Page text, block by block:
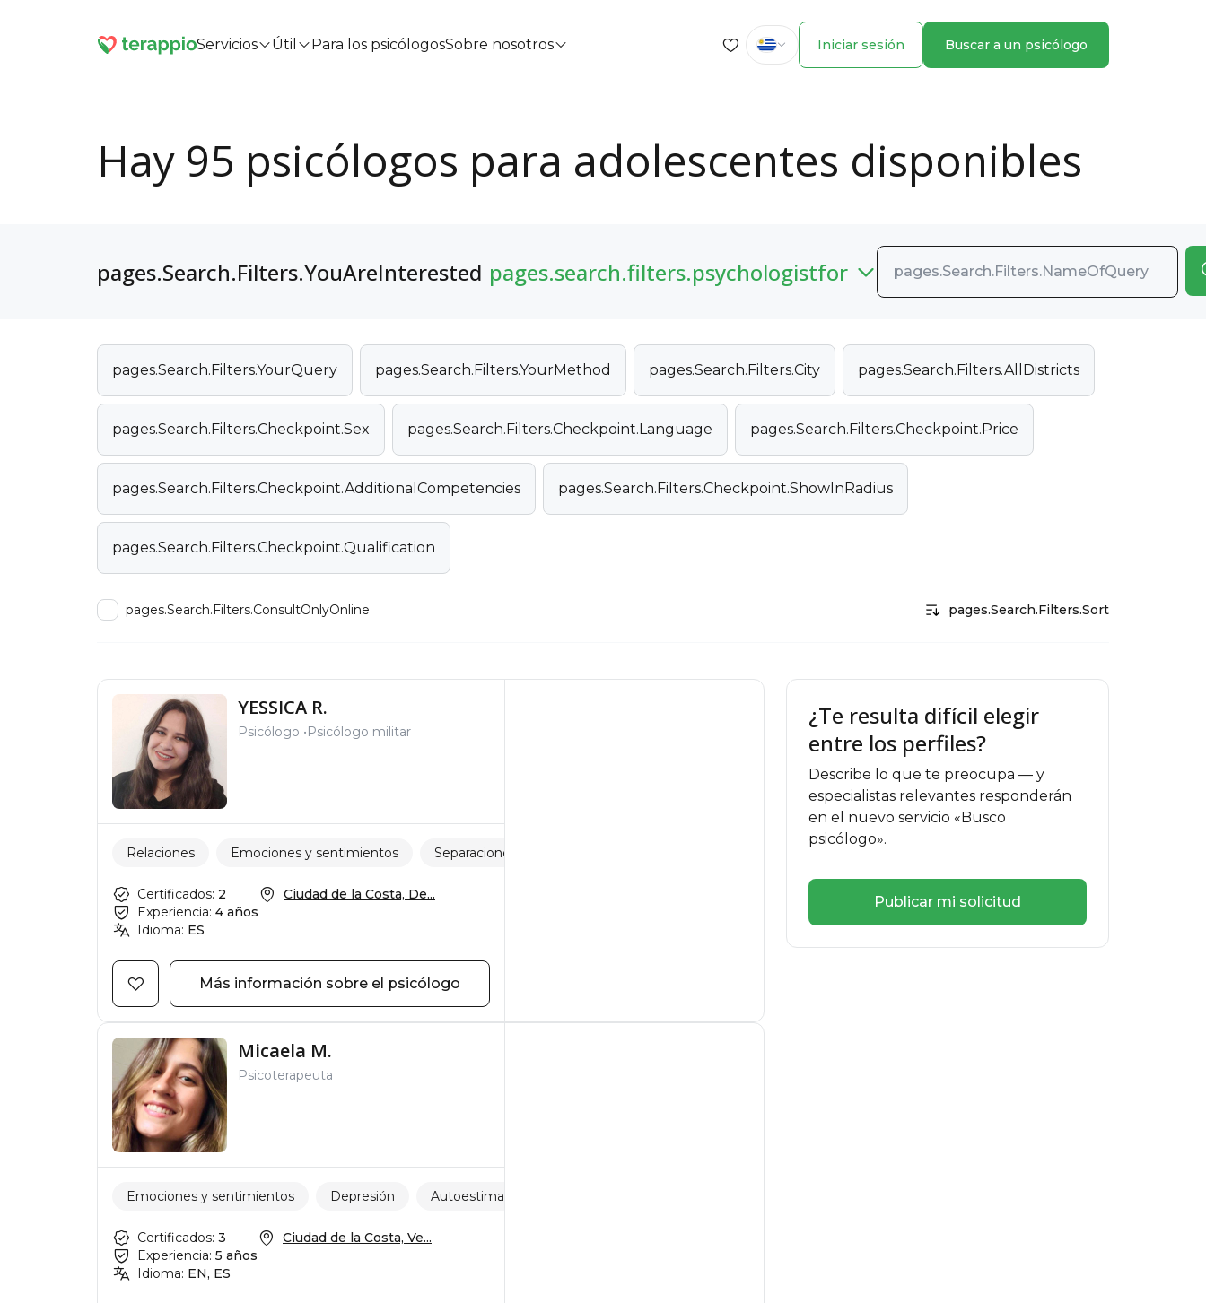
Servicios Útil Para los psicólogosSobre nosotros Iniciar sesión Buscar a un psicólogo
Hay 95 psicólogos para adolescentes disponibles
pages.Search.Filters.YouAreInterested pages.search.filters.psychologistfor
pages.Search.Filters.YourQuery pages.Search.Filters.YourMethod pages.Search.Filters.City pages.Search.Filters.AllDistricts
pages.Search.Filters.Checkpoint.Sex pages.Search.Filters.Checkpoint.Language pages.Search.Filters.Checkpoint.Price
pages.Search.Filters.Checkpoint.AdditionalCompetencies pages.Search.Filters.Checkpoint.ShowInRadius
pages.Search.Filters.Checkpoint.Qualification
pages.Search.Filters.ConsultOnlyOnline pages.Search.Filters.Sort
YESSICA R.
Psicólogo Psicólogo militar
Relaciones Emociones y sentimientos Separaciones y pérdidas
Certificados: 2
Experiencia: 4 años
Idioma: ES
Ciudad de la Costa, De...
Más información sobre el psicólogo
Micaela M.
Psicoterapeuta
Emociones y sentimientos Depresión Autoestima
Certificados: 3
Experiencia: 5 años
Idioma: EN, ES
Ciudad de la Costa, Ve...
¿Te resulta difícil elegir
entre los perfiles?
Describe lo que te preocupa — y
especialistas relevantes responderán
en el nuevo servicio «Busco
psicólogo».
Publicar mi solicitud